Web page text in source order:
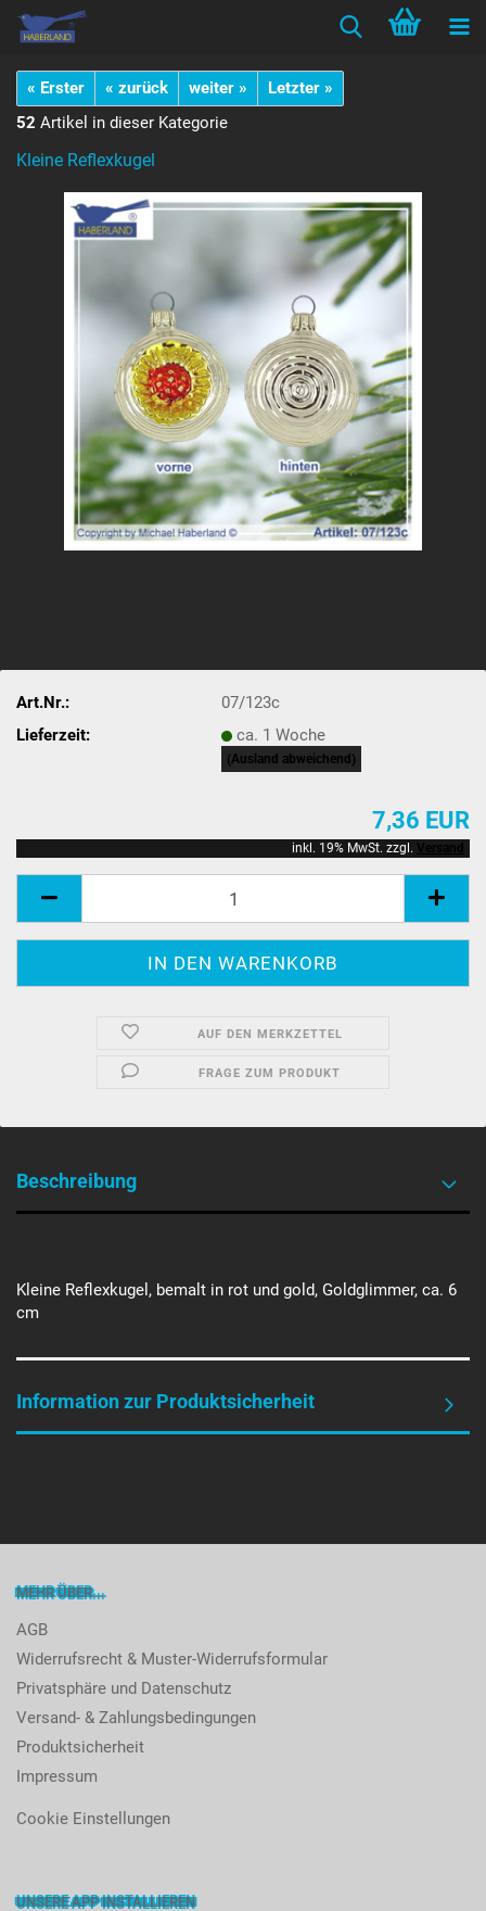
« Erster « zurück weiter »
Letzter »
52 Artikel in dieser Kategorie
Kleine Reflexkugel
Art.Nr.:
07/123c
Lieferzeit:
ca. 1 Woche
(Ausland abweichend)
7,36 EUR
inkl. 19% MwSt. zzgl. Versand
AUF DEN MERKZETTEL
FRAGE ZUM PRODUKT
Beschreibung
Kleine Reflexkugel, bemalt in rot und gold, Goldglimmer, ca. 6
cm
Information zur Produktsicherheit
MEHR ÜBER...
AGB
Widerrufsrecht & Muster-Widerrufsformular
Privatsphäre und Datenschutz
Versand- & Zahlungsbedingungen
Produktsicherheit
Impressum
Cookie Einstellungen
UNSERE APP INSTALLIEREN